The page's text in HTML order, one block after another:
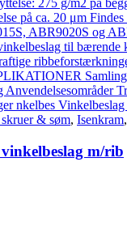
& søm, Isenkram,
m/rib